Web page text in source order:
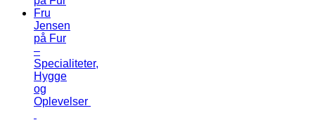
Fru
Jensen
på Fur
–
Specialiteter,
Hygge
og
Oplevelser